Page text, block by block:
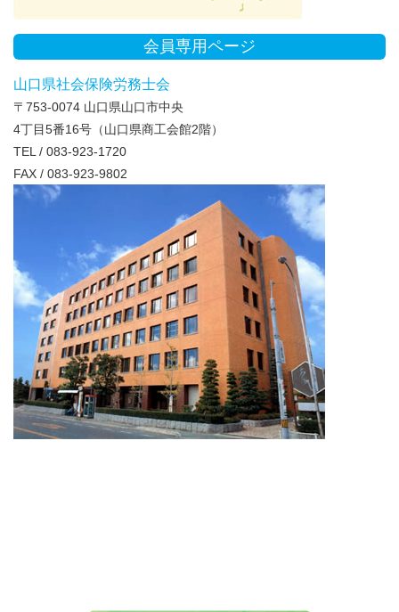
会員専用ページ
山口県社会保険労務士会
〒753-0074 山口県山口市中央
4丁目5番16号（山口県商工会館2階）
TEL / 083-923-1720
FAX / 083-923-9802